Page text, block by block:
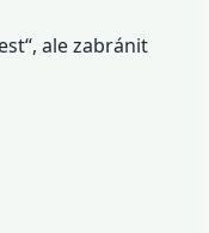
ale zabránit